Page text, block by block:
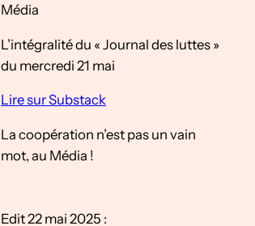
Média
L’intégralité du « Journal des luttes »
du mercredi 21 mai
Lire sur Substack
La coopération n’est pas un vain
mot, au Média !
Edit 22 mai 2025 :